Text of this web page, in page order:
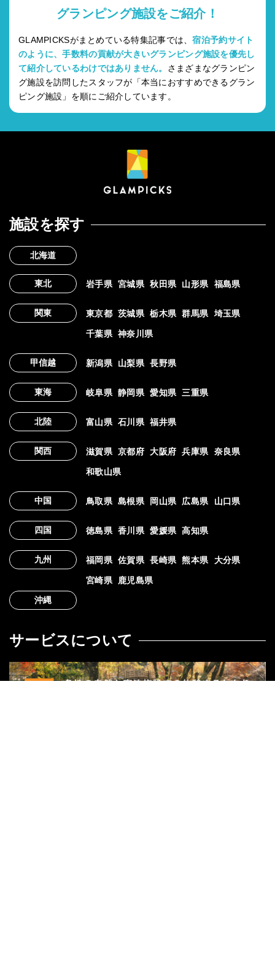
グランピング施設をご紹介！
GLAMPICKSがまとめている特集記事では、宿泊予約サイト
のように、手数料の貢献が大きいグランピング施設を優先し
て紹介しているわけではありません。 さまざまなグランピン
グ施設を訪問したスタッフが「本当におすすめできるグラン
ピング施設」を順にご紹介しています。
施設を探す
北海道
東北 岩手県 宮城県 秋田県 山形県 福島県
関東 東京都 茨城県 栃木県 群馬県 埼玉県
千葉県 神奈川県
甲信越 新潟県 山梨県 長野県
東海 岐阜県 静岡県 愛知県 三重県
北陸 富山県 石川県 福井県
関西 滋賀県 京都府 大阪府 兵庫県 奈良県
和歌山県
中国 鳥取県 島根県 岡山県 広島県 山口県
四国 徳島県 香川県 愛媛県 高知県
九州 福岡県 佐賀県 長崎県 熊本県 大分県
宮崎県
鹿児島県
沖縄
サービスについて